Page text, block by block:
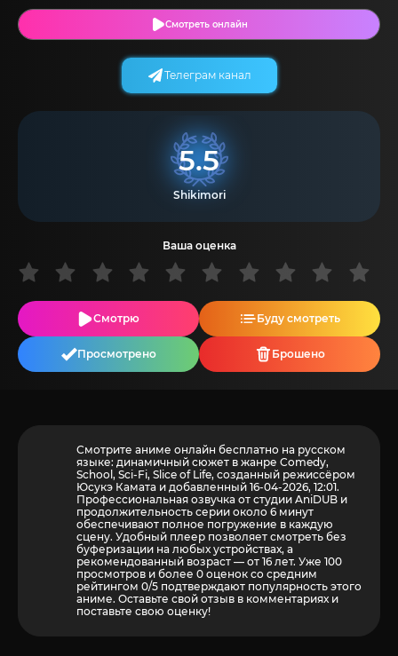
Смотреть онлайн
5.5
Shikimori
Ваша оценка
Смотрю Буду смотреть
Просмотрено Брошено
Телеграм канал
Смотрите аниме онлайн бесплатно на русском
языке: динамичный сюжет в жанре Comedy,
School, Sci-Fi, Slice of Life, созданный режиссёром
Юсукэ Камата и добавленный 16-04-2026, 12:01.
Профессиональная озвучка от студии AniDUB и
продолжительность серии около 6 минут
обеспечивают полное погружение в каждую
сцену. Удобный плеер позволяет смотреть без
буферизации на любых устройствах, а
рекомендованный возраст — от 16 лет. Уже 100
просмотров и более 0 оценок со средним
рейтингом 0/5 подтверждают популярность этого
аниме. Оставьте свой отзыв в комментариях и
поставьте свою оценку!